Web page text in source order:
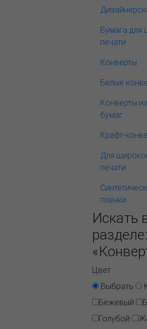
Бумага для
печати
Конверты
Белые
Конверты
бумаг
Крафт-
Для
печати
пленки
Искать
разделе:
Цвет
Выбрать
Бежевый
Голубой